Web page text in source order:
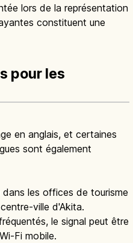
lors de la représentation
constituent une
pour les
en anglais, et certaines
sont également
les offices de tourisme
ville d'Akita.
le signal peut être
Fi mobile.